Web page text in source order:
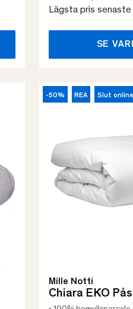
Lägsta pris
SE
-50% REA Slut online
Mille Notti
Chiara EKO